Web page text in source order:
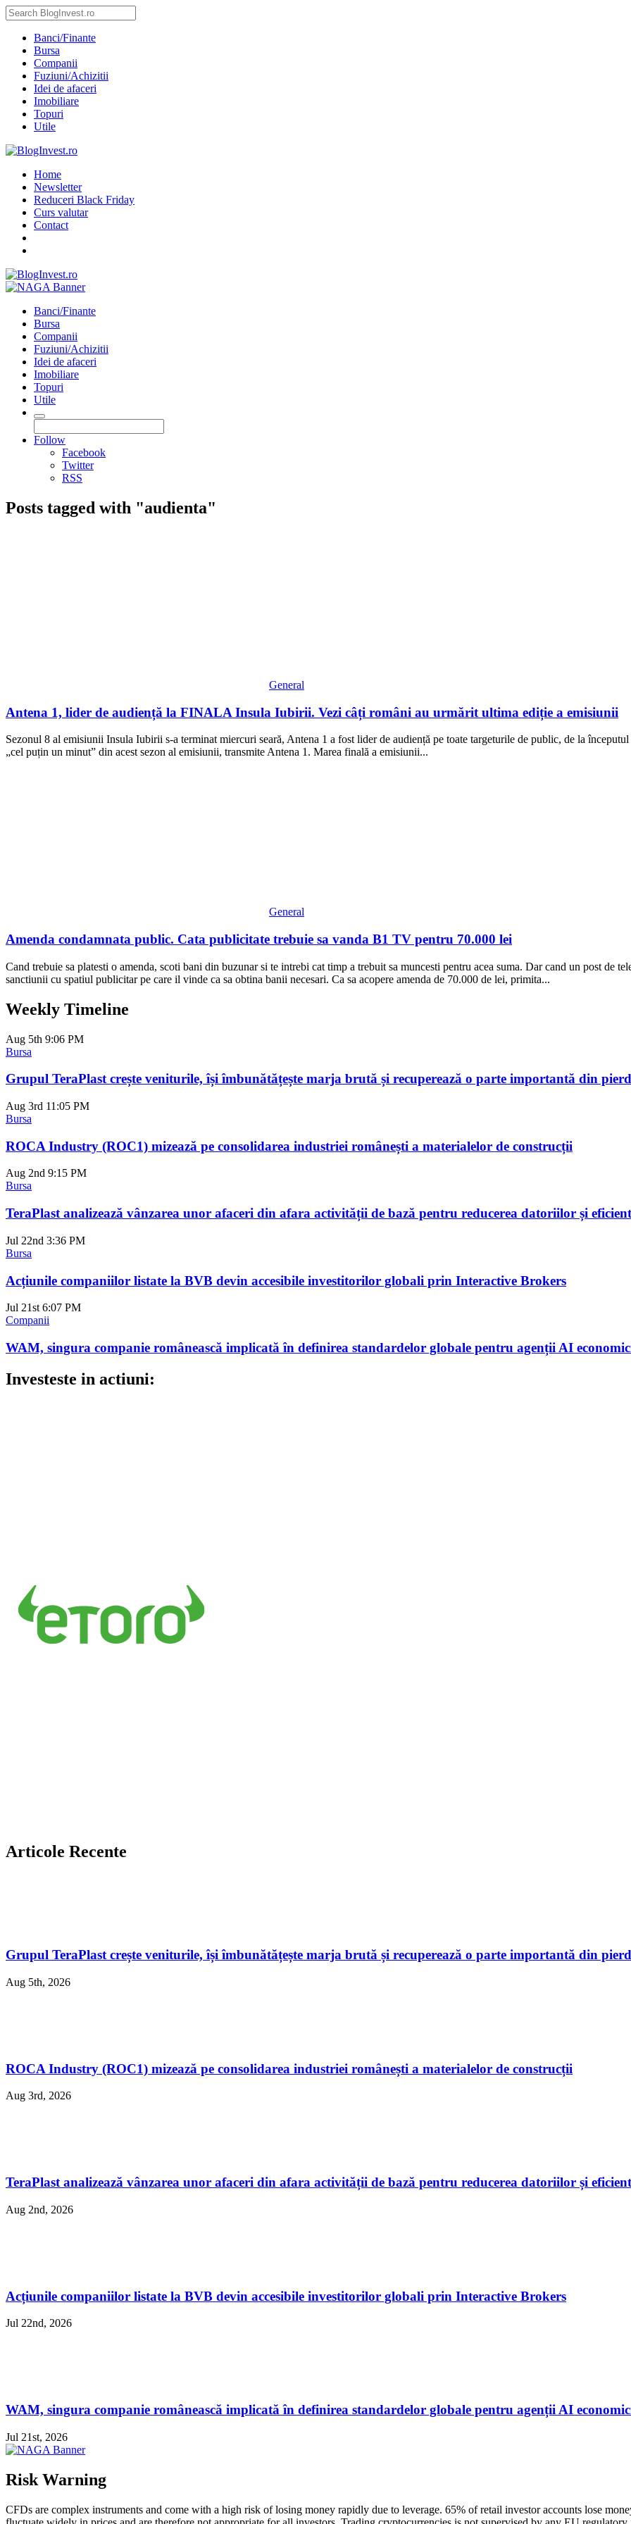
Banci/Finante
Bursa
Companii
Fuziuni/Achizitii
Idei de afaceri
Imobiliare
Topuri
Utile
Home
Newsletter
Reduceri Black Friday
Curs valutar
Contact
Banci/Finante
Bursa
Companii
Fuziuni/Achizitii
Idei de afaceri
Imobiliare
Topuri
Utile
Follow
Facebook
Twitter
RSS
Posts tagged with "audienta"
General
Antena 1, lider de audiență la FINALA Insula Iubirii. Vezi câți români au urmărit ultima ediție a emisiunii
Sezonul 8 al emisiunii Insula Iubirii s-a terminat miercuri seară, Antena 1 a fost lider de audiență pe toate targeturile de public, de la
„cel puțin un minut” din acest sezon al emisiunii, transmite Antena 1. Marea finală a emisiunii...
General
Amenda condamnata public. Cata publicitate trebuie sa vanda B1 TV pentru 70.000 lei
Cand trebuie sa platesti o amenda, scoti bani din buzunar si te intrebi cat timp a trebuit sa muncesti pentru acea suma. Dar cand un post de
sanctiunii cu spatiul publicitar pe care il vinde ca sa obtina banii necesari. Ca sa acopere amenda de 70.000 de lei, primita...
Weekly Timeline
Aug 5th 9:06 PM
Bursa
Grupul TeraPlast crește veniturile, își îmbunătățește marja brută și recuperează o parte importantă din
Aug 3rd 11:05 PM
Bursa
ROCA Industry (ROC1) mizează pe consolidarea industriei românești a materialelor de construcții
Aug 2nd 9:15 PM
Bursa
TeraPlast analizează vânzarea unor afaceri din afara activității de bază pentru reducerea datoriilor și
Jul 22nd 3:36 PM
Bursa
Acțiunile companiilor listate la BVB devin accesibile investitorilor globali prin Interactive Brokers
Jul 21st 6:07 PM
Companii
WAM, singura companie românească implicată în definirea standardelor globale pentru agenții AI
Investeste in actiuni:
Articole Recente
Grupul TeraPlast crește veniturile, își îmbunătățește marja brută și recuperează o parte importantă din
Aug 5th, 2026
ROCA Industry (ROC1) mizează pe consolidarea industriei românești a materialelor de construcții
Aug 3rd, 2026
TeraPlast analizează vânzarea unor afaceri din afara activității de bază pentru reducerea datoriilor și
Aug 2nd, 2026
Acțiunile companiilor listate la BVB devin accesibile investitorilor globali prin Interactive Brokers
Jul 22nd, 2026
WAM, singura companie românească implicată în definirea standardelor globale pentru agenții AI
Jul 21st, 2026
Risk Warning
CFDs are complex instruments and come with a high risk of losing money rapidly due to leverage. 65% of retail investor accounts lose